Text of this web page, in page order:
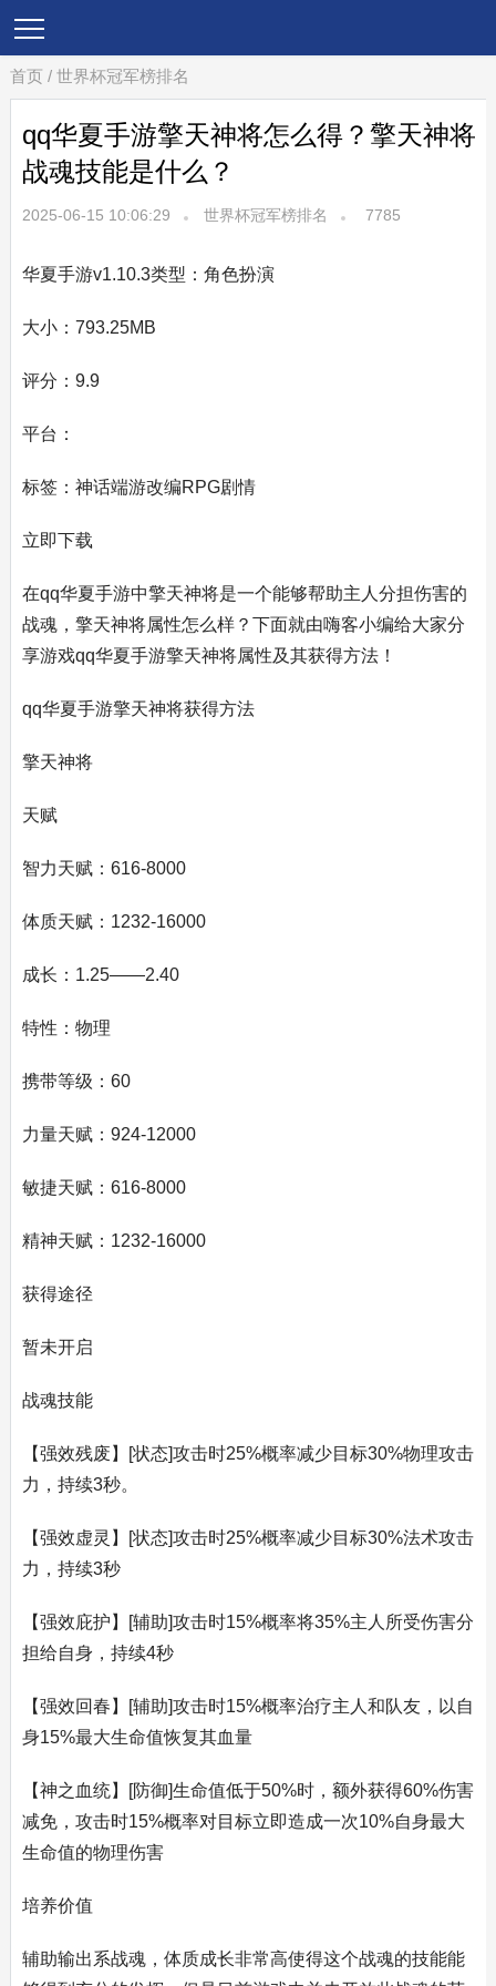
首页 / 世界杯冠军榜排名
qq华夏手游擎天神将怎么得？擎天神将
战魂技能是什么？
2025-06-15 10:06:29 世界杯冠军榜排名 7785
华夏手游v1.10.3类型：角色扮演
大小：793.25MB
评分：9.9
平台：
标签：神话端游改编RPG剧情
立即下载
在qq华夏手游中擎天神将是一个能够帮助主人分担伤害的
战魂，擎天神将属性怎么样？下面就由嗨客小编给大家分
享游戏qq华夏手游擎天神将属性及其获得方法！
qq华夏手游擎天神将获得方法
擎天神将
天赋
智力天赋：616-8000
体质天赋：1232-16000
成长：1.25——2.40
特性：物理
携带等级：60
力量天赋：924-12000
敏捷天赋：616-8000
精神天赋：1232-16000
获得途径
暂未开启
战魂技能
【强效残废】[状态]攻击时25%概率减少目标30%物理攻击
力，持续3秒。
【强效虚灵】[状态]攻击时25%概率减少目标30%法术攻击
力，持续3秒
【强效庇护】[辅助]攻击时15%概率将35%主人所受伤害分
担给自身，持续4秒
【强效回春】[辅助]攻击时15%概率治疗主人和队友，以自
身15%最大生命值恢复其血量
【神之血统】[防御]生命值低于50%时，额外获得60%伤害
减免，攻击时15%概率对目标立即造成一次10%自身最大
生命值的物理伤害
培养价值
辅助输出系战魂，体质成长非常高使得这个战魂的技能能